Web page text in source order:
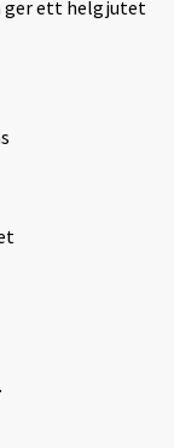
ger ett helgjutet